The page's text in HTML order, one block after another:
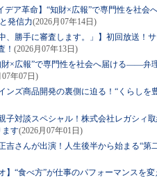
デア革命】“知財×広報”で専門性を社
発信力(2026月07年14日)
、勝手に審査します。」】初回放送！
！ (2026月07年13日)
財×広報”で専門性を社会へ届ける――弁
07年07日)
ンズ商品開発の裏側に迫る！“くらしを
子対談スペシャル！株式会社レガシィ
ます(2026月07年01日)
吉さんが出演！人生後半から始まる“第
】“食べ方”が仕事のパフォーマンスを